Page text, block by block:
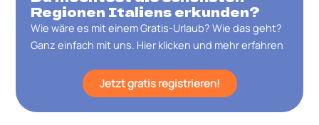
Regionen Italiens erkunden?
Wie wäre es mit einem Gratis-Urlaub? Wie das geht?
Ganz einfach mit uns. Hier klicken und mehr erfahren
Jetzt gratis registrieren!